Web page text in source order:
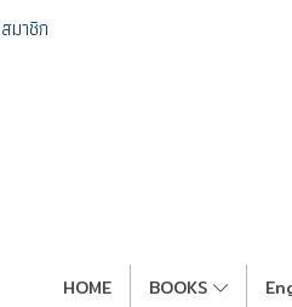
มาชิก
HOME BOOKS